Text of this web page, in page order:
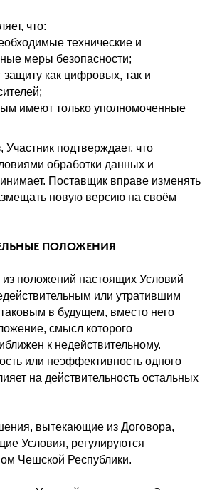
что:
технические и
меры безопасности;
защиту как цифровых, так и
имеют только уполномоченные
подтверждает, что
обработки данных и
Поставщик вправе изменять
новую версию на своём
ПОЛОЖЕНИЯ
из положений настоящих Условий
или утратившим
таковым в будущем, вместо него
смысл которого
к недействительному.
или неэффективность одного
на действительность остальных
вытекающие из Договора,
Условия, регулируются
Чешской Республики.